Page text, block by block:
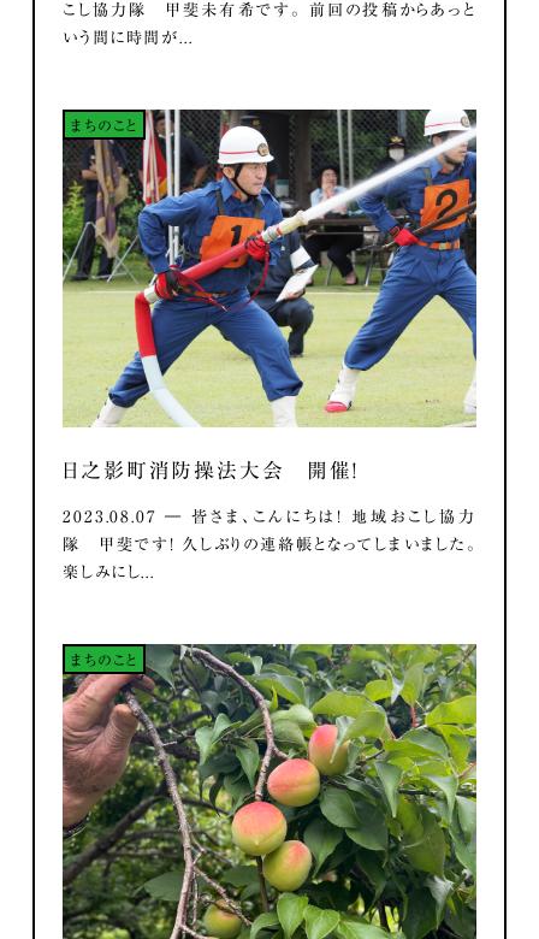
こし協力隊 甲斐未有希です。 前回の投稿からあっと
いう間に時間が...
まちのこと
日之影町消防操法大会 開催！
2023.08.07 ― 皆さま、こんにちは！ 地域おこし協力
隊 甲斐です！ 久しぶりの連絡帳となってしまいました。
楽しみにし...
まちのこと